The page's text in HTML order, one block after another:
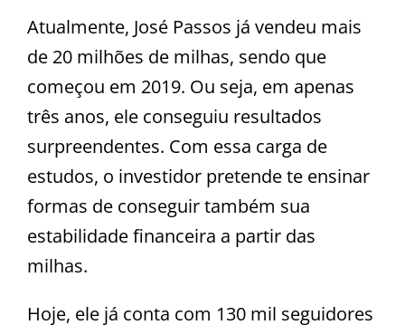
Atualmente, José Passos já vendeu mais
de 20 milhões de milhas, sendo que
começou em 2019. Ou seja, em apenas
três anos, ele conseguiu resultados
surpreendentes. Com essa carga de
estudos, o investidor pretende te ensinar
formas de conseguir também sua
estabilidade financeira a partir das
milhas.
Hoje, ele já conta com 130 mil seguidores